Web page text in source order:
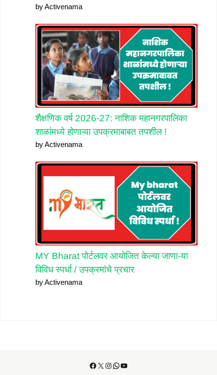
by Activenama
शैक्षणिक वर्ष 2026-27: नाशिक महानगरपालिका
शाळांमध्ये होणाऱ्या उपक्रमाबाबत तपशील !
by Activenama
MY Bharat पोर्टलवर आयोजित केल्या जाणा-या
विविध स्पर्धा / उपक्रमांचे प्रचार
by Activenama
Facebook
X Instagram
WhatsApp
YouTube